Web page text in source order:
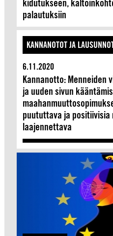
kidutukseen,
palautuksiin
KANNANOTOT JA
6.11.2020
Kannanotto: Menneiden
ja uuden sivun
puututtava ja positiivisia
laajennettava